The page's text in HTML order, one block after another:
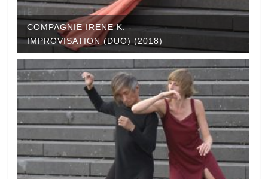
COMPAGNIE IRENE K. -
IMPROVISATION (DUO) (2018)